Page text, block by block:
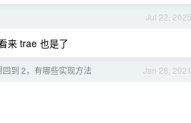
Jul 22, 2025
来 trae 也是了
Jan 28, 2021
到 2，有哪些实现方法